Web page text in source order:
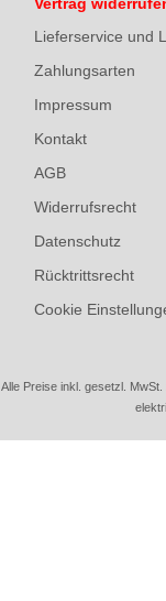
Lieferservice und
Zahlungsarten
Impressum
Kontakt
AGB
Widerrufsrecht
Datenschutz
Rücktrittsrecht
Cookie
Alle Preise inkl. gesetzl. MwSt.